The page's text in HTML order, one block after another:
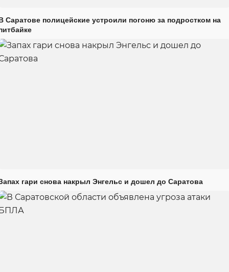
Саратове полицейские устроили погоню за подростком на
гари снова накрыл Энгельс и дошел до Саратова